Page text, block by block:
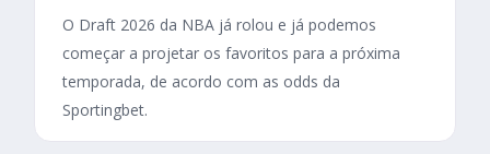
O Draft 2026 da NBA já rolou e já podemos
começar a projetar os favoritos para a próxima
temporada, de acordo com as odds da
Sportingbet.